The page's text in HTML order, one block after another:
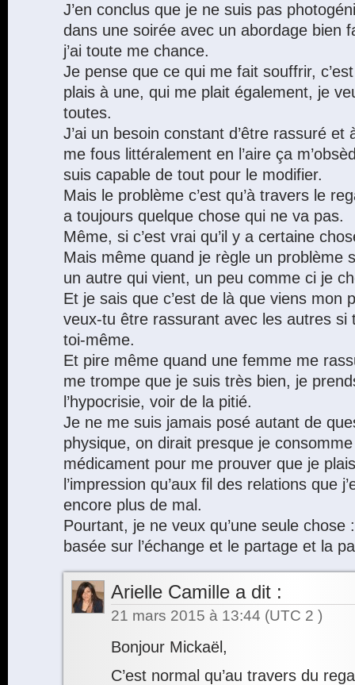
J’en conclus que je ne suis pas
dans une soirée avec un abordage bien
j’ai toute me chance.
Je pense que ce qui me fait souffrir,
plais à une, qui me plait également, je
toutes.
J’ai un besoin constant d’être rassuré et
me fous littéralement en l’aire ça
suis capable de tout pour le modifier.
Mais le problème c’est qu’à travers le
a toujours quelque chose qui ne va pas.
Même, si c’est vrai qu’il y a certaine
Mais même quand je règle un problème
un autre qui vient, un peu comme ci je
Et je sais que c’est de là que viens mon
veux-tu être rassurant avec les autres si
toi-même.
Et pire même quand une femme me
me trompe que je suis très bien, je
l’hypocrisie, voir de la pitié.
Je ne me suis jamais posé autant de
physique, on dirait presque je
médicament pour me prouver que je
l’impression qu’aux fil des relations que
encore plus de mal.
Pourtant, je ne veux qu’une seule chose
basée sur l’échange et le partage et la
Arielle Camille a dit :
21 mars 2015 à 13:44 (UTC 2 )
Bonjour Mickaël,
C’est normal qu’au travers du